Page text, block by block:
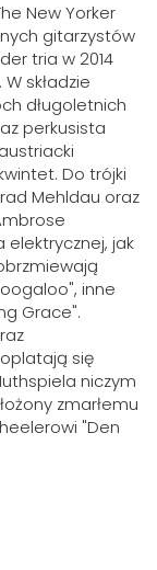
New Yorker
gitarzystów
tria w 2014
składzie
długoletnich
perkusista
Do trójki
Mehldau oraz
elektrycznej, jak
inne
Grace".
się
niczym
zmarłemu
"Den